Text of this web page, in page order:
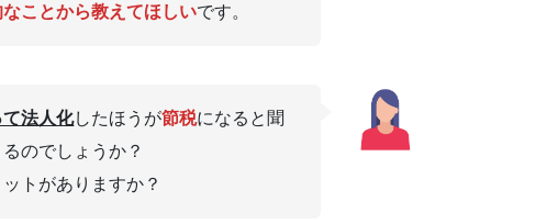
ことから教えてほしいです。
法人化したほうが節税になると聞
のでしょうか？
トがありますか？